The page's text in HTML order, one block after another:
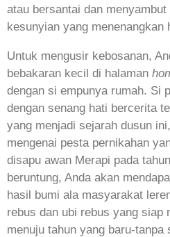
atau bersantai dan
kesunyian yang menenangkan
Untuk mengusir kebosanan,
bebakaran kecil di halaman
dengan si empunya rumah. Si
dengan senang hati bercerita
yang menjadi sejarah dusun
mengenai pesta pernikahan
disapu awan Merapi pada
beruntung, Anda akan
hasil bumi ala masyarakat
rebus dan ubi rebus yang siap
menuju tahun yang baru-